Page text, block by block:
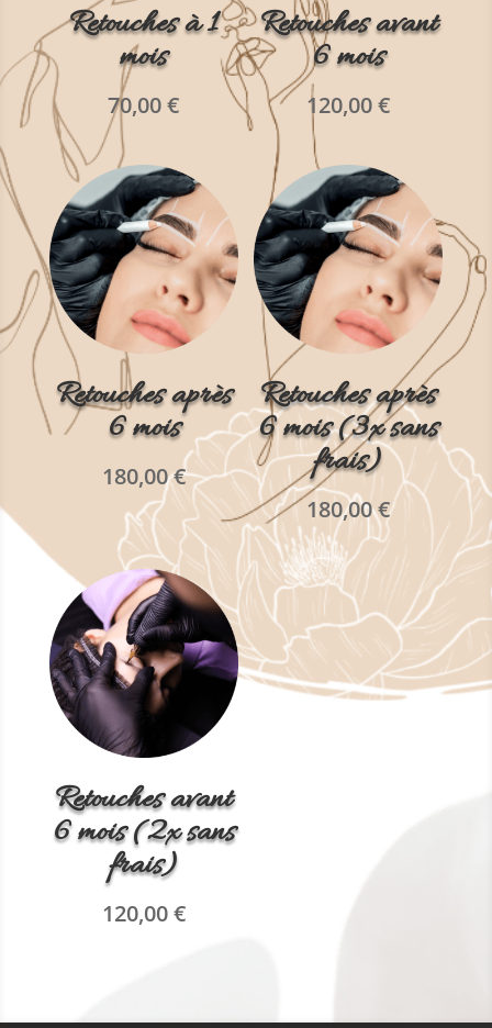
Retouches à 1
mois
70,00€
Retouches avant
6 mois
120,00€
Retouches après
6 mois
180,00€
Retouches après
6 mois (3x sans
frais)
180,00€
Retouches avant
6 mois (2x sans
frais)
120,00€